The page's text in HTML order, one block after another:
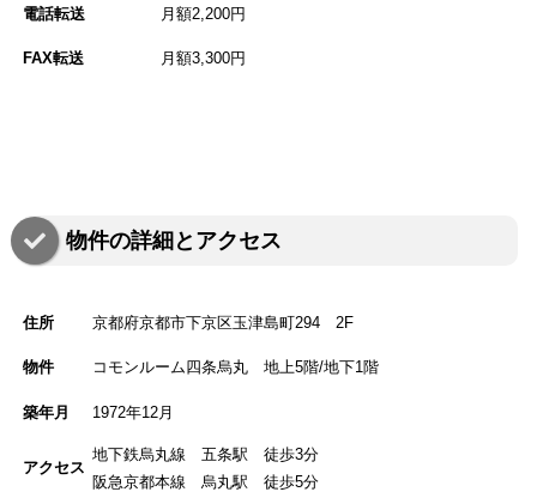
電話転送 月額2,200円
FAX転送 月額3,300円
物件の詳細とアクセス
住所 京都府京都市下京区⽟津島町294 2F
物件 コモンルーム四条烏丸 地上5階/地下1階
築年月 1972年12月
アクセス
地下鉄烏丸線 五条駅 徒歩3分
阪急京都本線 烏丸駅 徒歩5分